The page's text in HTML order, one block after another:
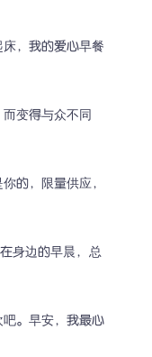
，我的爱心早餐
变得与众不同
的，限量供应，
身边的早晨，总
。早安，我最心